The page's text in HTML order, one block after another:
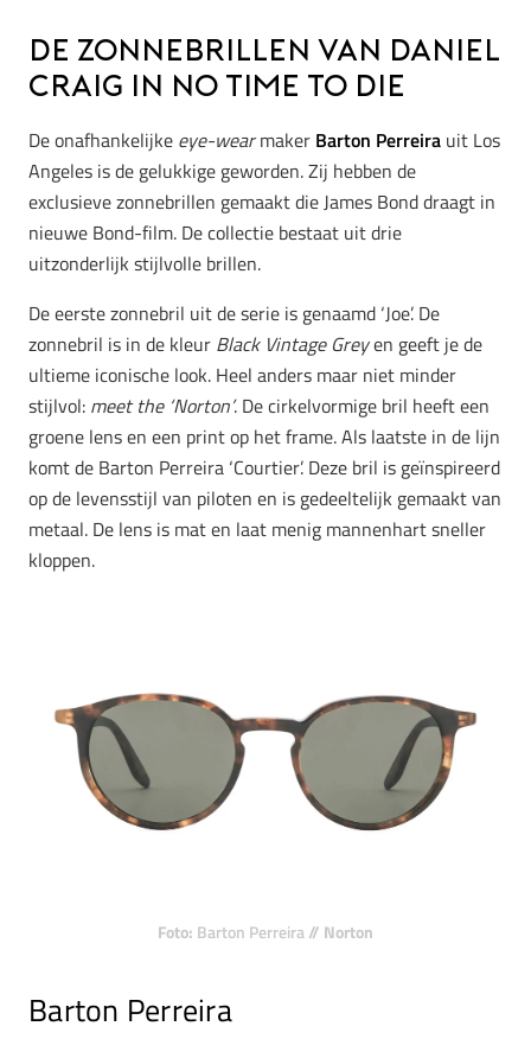
De zonnebrillen van Daniel
Craig in No Time to Die
De onafhankelijke eye-wearmaker Barton Perreira uit Los
Angeles is de gelukkige geworden. Zij hebben de
exclusieve zonnebrillen gemaakt die James Bond draagt in
nieuwe Bond-film. De collectie bestaat uit drie
uitzonderlijk stijlvolle brillen.
De eerste zonnebril uit de serie is genaamd ‘Joe’. De
zonnebril is in de kleur Black Vintage Greyen geeft je de
ultieme iconische look. Heel anders maar niet minder
stijlvol: meet the ‘Norton’. De cirkelvormige bril heeft een
groene lens en een print op het frame. Als laatste in de lijn
komt de Barton Perreira ‘Courtier’. Deze bril is geïnspireerd
op de levensstijl van piloten en is gedeeltelijk gemaakt van
metaal. De lens is mat en laat menig mannenhart sneller
kloppen.
Foto: Barton Perreira // Norton
Barton Perreira